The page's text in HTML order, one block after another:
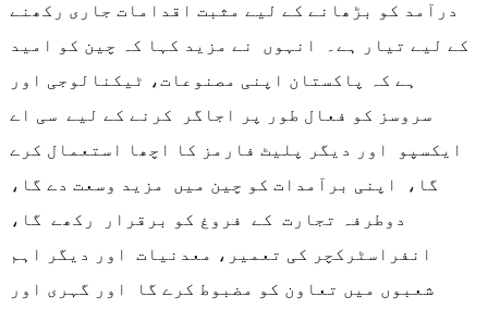
درآمد کو بڑھانے کے لیے مثبت اقدامات جاری رکھنے
کے لیے تیار ہے۔ انہوں نے مزید کہا کہ چین کو امید
ہے کہ پاکستان اپنی مصنوعات، ٹیکنالوجی اور
سروسز کو فعال طور پر اجاگر کرنے کے لیے سی اے
ایکسپو اور دیگر پلیٹ فارمز کا اچھا استعمال کرے
گا، اپنی برآمدات کو چین میں مزید وسعت دے گا،
دوطرفہ تجارت کے فروغ کو برقرار رکھے گا،
انفراسٹرکچر کی تعمیر، معدنیات اور دیگر اہم
شعبوں میں تعاون کو مضبوط کرے گا اور گہری اور